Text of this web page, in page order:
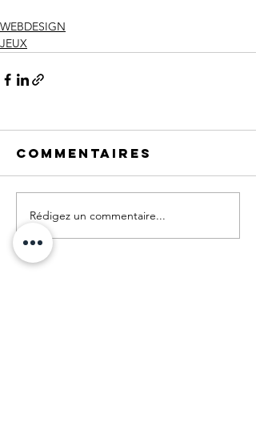
WEBDESIGN
JEUX
Commentaires
Rédigez un commentaire...